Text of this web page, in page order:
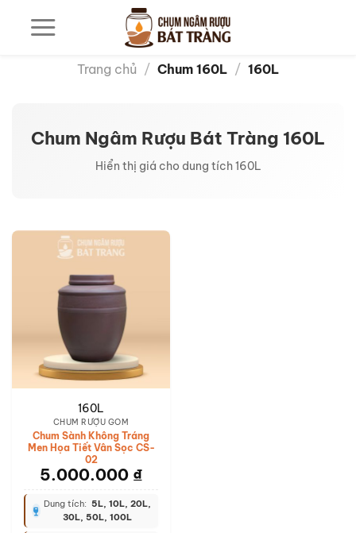
Trang chủ / Chum 160L / 160L
Chum Ngâm Rượu Bát Tràng 160L
Hiển thị giá cho dung tích 160L
160L
CHUM RƯỢU GỐM
Chum Sành Không Tráng
Men Họa Tiết Vân Sọc CS-
02
5.000.000 ₫
Dung tích: 5L, 10L, 20L,
30L, 50L, 100L